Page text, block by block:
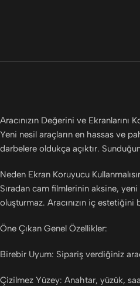
Aracınızın Değerini ve Ekranlarını
Yeni nesil araçların en hassas ve
darbelere oldukça açıktır.
Neden Ekran Koruyucu
Sıradan cam filmlerinin aksine,
oluşturmaz. Aracınızın iç
Öne Çıkan Genel Özellikler:
Birebir Uyum: Sipariş verdiğiniz
Çizilmez Yüzey: Anahtar, yüzük,